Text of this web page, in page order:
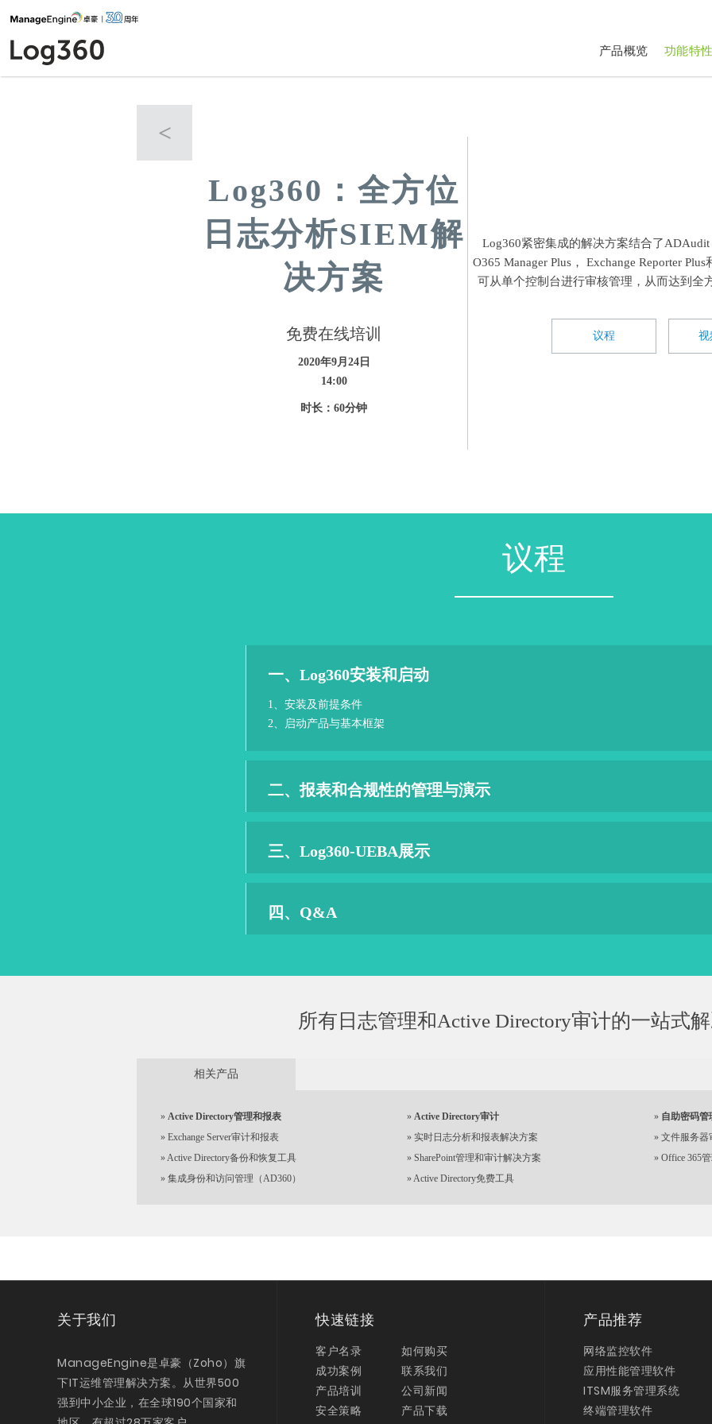
产品概览 功能特性
<
Log360：全方位
日志分析SIEM解
决方案
免费在线培训
2020年9月24日
14:00
时长：60分钟
Log360紧密集成的解决方案结合了ADAudit
O365 Manager Plus， Exchange Reporter Plus
可从单个控制台进行审核管理，从而达到全
议程 视
议程
一、Log360安装和启动
1、安装及前提条件
2、启动产品与基本框架
二、报表和合规性的管理与演示
三、Log360-UEBA展示
四、Q&A
所有日志管理和Active Directory审计的一站式
相关产品
» Active Directory管理和报表
» Exchange Server审计和报表
»Active Directory备份和恢复工具
» 集成身份和访问管理（AD360）
»Active Directory审计
»实时日志分析和报表解决方案
»SharePoint管理和审计解决方案
»Active Directory免费工具
» 自助密码管
» 文件服务器
» Office 365
关于我们
ManageEngine是卓豪（Zoho）旗
下IT运维管理解决方案。从世界500
强到中小企业，在全球190个国家和
快速链接
客户名录
成功案例
产品培训
安全策略
如何购买
联系我们
公司新闻
产品下载
产品推荐
网络监控软件
应用性能管理软件
ITSM服务管理系统
终端管理软件